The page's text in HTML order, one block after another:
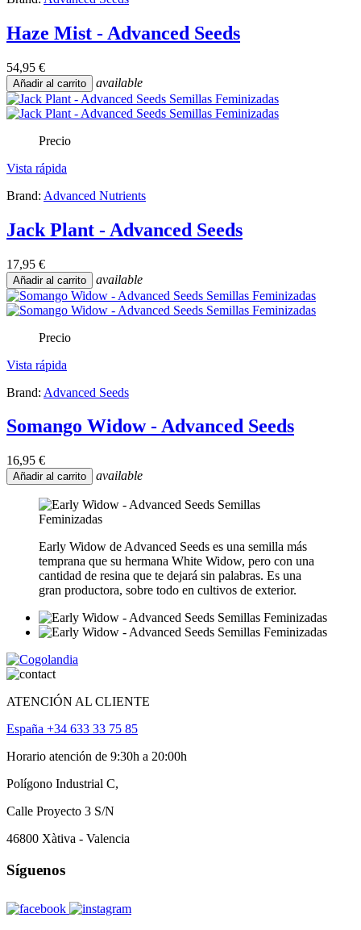
Haze Mist - Advanced Seeds
54,95 €
Añadir al carrito available
Precio
Vista rápida
Brand: Advanced Nutrients
Jack Plant - Advanced Seeds
17,95 €
Añadir al carrito available
Precio
Vista rápida
Brand: Advanced Seeds
Somango Widow - Advanced Seeds
16,95 €
Añadir al carrito available
Early Widow de Advanced Seeds es una semilla más
temprana que su hermana White Widow, pero con una
cantidad de resina que te dejará sin palabras. Es una
gran productora, sobre todo en cultivos de exterior.
ATENCIÓN AL CLIENTE
España +34 633 33 75 85
Horario atención de 9:30h a 20:00h
Polígono Industrial C,
Calle Proyecto 3 S/N
46800 Xàtiva - Valencia
Síguenos